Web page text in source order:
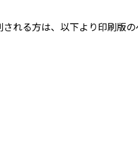
れる方は、以下より印刷版の